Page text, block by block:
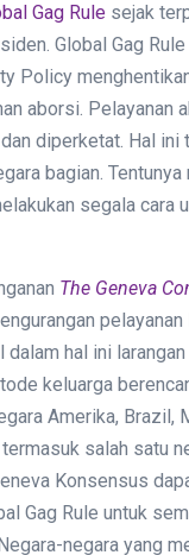
Gag Rule sejak
Global Gag
Policy
aborsi. Pelayanan
diperketat. Hal ini
bagian. Tentunya
segala cara
The Geneva
pelayanan
hal ini
keluarga
Amerika, Brazil,
salah satu
Konsensus
Gag Rule untuk
negara yang